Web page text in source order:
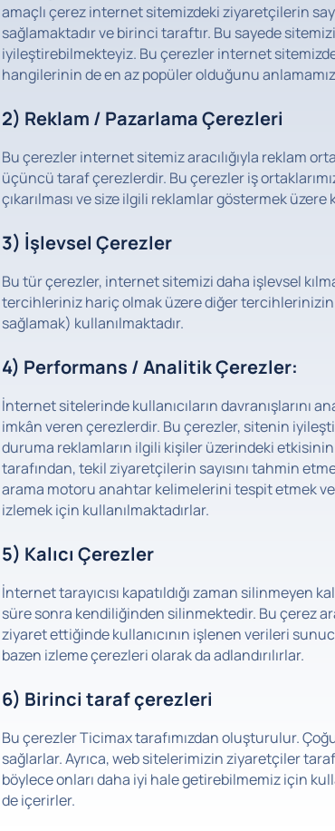
amaçlı çerez internet sitemizdeki ziyaretçilerin
sağlamaktadır ve birinci taraftır. Bu sayede
iyileştirebilmekteyiz. Bu çerezler internet
hangilerinin de en az popüler olduğunu
2) Reklam / Pazarlama Çerezleri
Bu çerezler internet sitemiz aracılığıyla reklam
üçüncü taraf çerezlerdir. Bu çerezler iş
çıkarılması ve size ilgili reklamlar göstermek üzere
3) İşlevsel Çerezler
Bu tür çerezler, internet sitemizi daha işlevsel
tercihleriniz hariç olmak üzere diğer tercihlerinizin
sağlamak) kullanılmaktadır.
4) Performans / Analitik Çerezler:
İnternet sitelerinde kullanıcıların davranışlarını
imkân veren çerezlerdir. Bu çerezler, sitenin
duruma reklamların ilgili kişiler üzerindeki
tarafından, tekil ziyaretçilerin sayısını tahmin
arama motoru anahtar kelimelerini tespit etmek
izlemek için kullanılmaktadırlar.
5) Kalıcı Çerezler
İnternet tarayıcısı kapatıldığı zaman silinmeyen
süre sonra kendiliğinden silinmektedir. Bu çerez
ziyaret ettiğinde kullanıcının işlenen verileri
bazen izleme çerezleri olarak da adlandırılırlar.
6) Birinci taraf çerezleri
Bu çerezler Ticimax tarafımızdan oluşturulur.
sağlarlar. Ayrıca, web sitelerimizin ziyaretçiler
böylece onları daha iyi hale getirebilmemiz için
de içerirler.